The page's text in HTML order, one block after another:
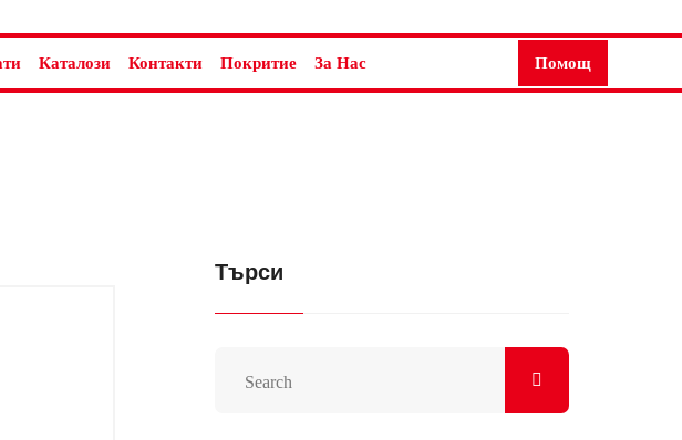
Каталози Контакти Покритие За Нас Помощ
Търси